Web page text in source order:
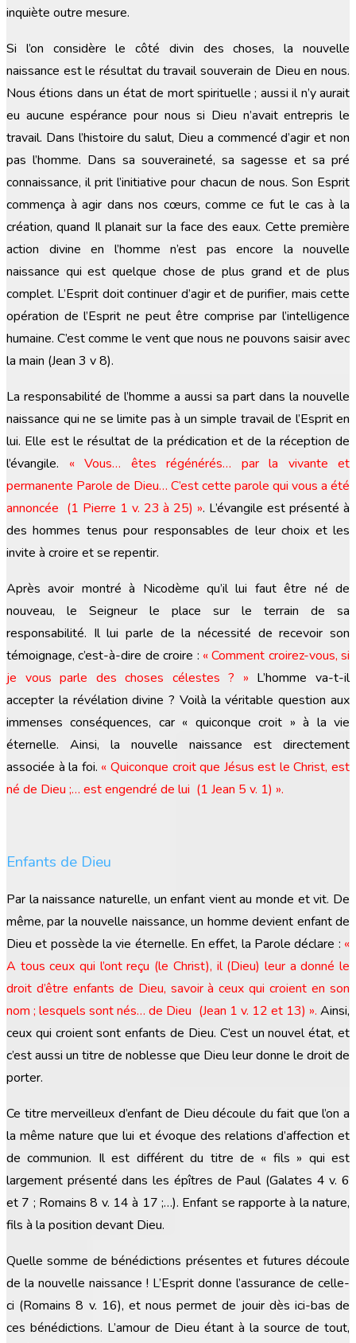
inquiète outre mesure.
Si l’on considère le côté divin des choses, la nouvelle
naissance est le résultat du travail souverain de Dieu en nous.
Nous étions dans un état de mort spirituelle ; aussi il n’y aurait
eu aucune espérance pour nous si Dieu n’avait entrepris le
travail. Dans l’histoire du salut, Dieu a commencé d’agir et non
pas l’homme. Dans sa souveraineté, sa sagesse et sa pré
connaissance, il prit l’initiative pour chacun de nous. Son Esprit
commença à agir dans nos cœurs, comme ce fut le cas à la
création, quand Il planait sur la face des eaux. Cette première
action divine en l’homme n’est pas encore la nouvelle
naissance qui est quelque chose de plus grand et de plus
complet. L’Esprit doit continuer d’agir et de purifier, mais cette
opération de l’Esprit ne peut être comprise par l’intelligence
humaine. C’est comme le vent que nous ne pouvons saisir avec
la main (Jean 3 v 8).
La responsabilité de l’homme a aussi sa part dans la nouvelle
naissance qui ne se limite pas à un simple travail de l’Esprit en
lui. Elle est le résultat de la prédication et de la réception de
l’évangile. « Vous… êtes régénérés… par la vivante et
permanente Parole de Dieu… C’est cette parole qui vous a été
annoncée (1 Pierre 1 v. 23 à 25) ». L’évangile est présenté à
des hommes tenus pour responsables de leur choix et les
invite à croire et se repentir.
Après avoir montré à Nicodème qu’il lui faut être né de
nouveau, le Seigneur le place sur le terrain de sa
responsabilité. Il lui parle de la nécessité de recevoir son
témoignage, c’est-à-dire de croire : « Comment croirez-vous, si
je vous parle des choses célestes ? » L’homme va-t-il
accepter la révélation divine ? Voilà la véritable question aux
immenses conséquences, car « quiconque croit » à la vie
éternelle. Ainsi, la nouvelle naissance est directement
associée à la foi. « Quiconque croit que Jésus est le Christ, est
né de Dieu ;… est engendré de lui (1 Jean 5 v. 1) ».
Enfants de Dieu
Par la naissance naturelle, un enfant vient au monde et vit. De
même, par la nouvelle naissance, un homme devient enfant de
Dieu et possède la vie éternelle. En effet, la Parole déclare : «
A tous ceux qui l’ont reçu (le Christ), il (Dieu) leur a donné le
droit d’être enfants de Dieu, savoir à ceux qui croient en son
nom ; lesquels sont nés… de Dieu (Jean 1 v. 12 et 13) ». Ainsi,
ceux qui croient sont enfants de Dieu. C’est un nouvel état, et
c’est aussi un titre de noblesse que Dieu leur donne le droit de
porter.
Ce titre merveilleux d’enfant de Dieu découle du fait que l’on a
la même nature que lui et évoque des relations d’affection et
de communion. Il est différent du titre de « fils » qui est
largement présenté dans les épîtres de Paul (Galates 4 v. 6
et 7 ; Romains 8 v. 14 à 17 ;…). Enfant se rapporte à la nature,
fils à la position devant Dieu.
Quelle somme de bénédictions présentes et futures découle
de la nouvelle naissance ! L’Esprit donne l’assurance de celle-
ci (Romains 8 v. 16), et nous permet de jouir dès ici-bas de
ces bénédictions. L’amour de Dieu étant à la source de tout,